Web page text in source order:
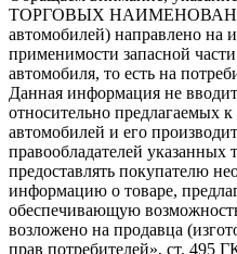
ТОРГОВЫХ
автомобилей) направлено на
применимости запасной
автомобиля, то есть на
Данная информация не
относительно предлагаемых
автомобилей и его
правообладателей указанных
предоставлять покупателю
информацию о товаре,
обеспечивающую
возложено на продавца
прав потребителей», ст. 495